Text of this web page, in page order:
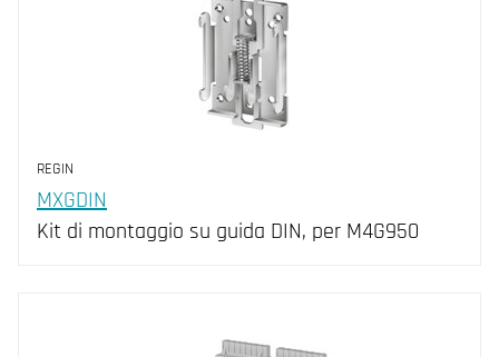
REGIN
MXGDIN
Kit di montaggio su guida DIN, per M4G950